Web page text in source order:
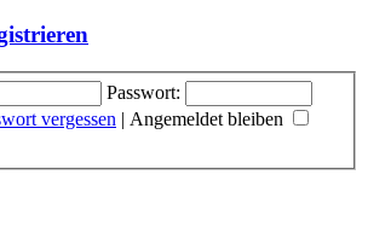
Passwort:
vergessen | Angemeldet bleiben